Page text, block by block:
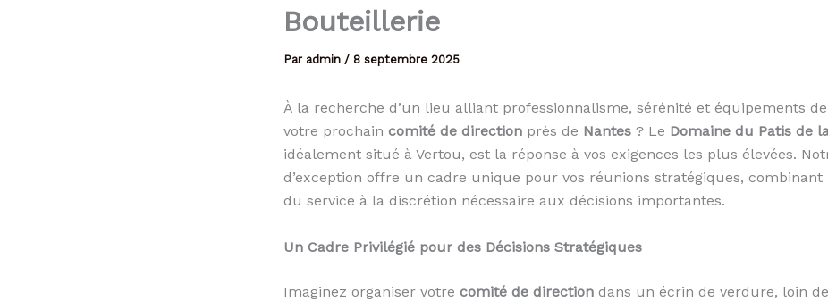
Bouteillerie
Par admin / 8 septembre 2025
À la recherche d’un lieu alliant professionnalisme, sérénité et équipements
votre prochain comité de direction près de Nantes ? Le Domaine du Patis de
idéalement situé à Vertou, est la réponse à vos exigences les plus élevées.
d’exception offre un cadre unique pour vos réunions stratégiques, combinant
du service à la discrétion nécessaire aux décisions importantes.
Un Cadre Privilégié pour des Décisions Stratégiques
Imaginez organiser votre comité de direction dans un écrin de verdure, loin